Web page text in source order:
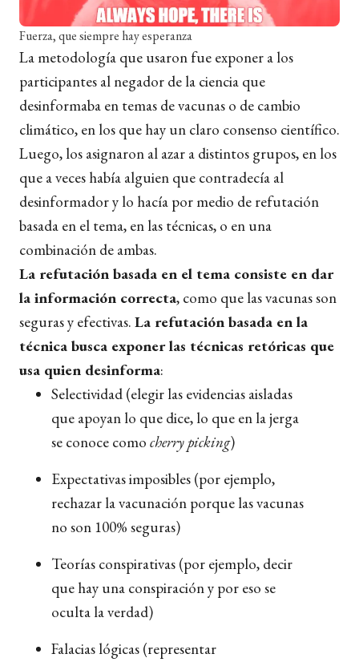
Fuerza, que siempre hay esperanza
La metodología que usaron fue exponer a los
participantes al negador de la ciencia que
desinformaba en temas de vacunas o de cambio
climático, en los que hay un claro consenso científico.
Luego, los asignaron al azar a distintos grupos, en los
que a veces había alguien que contradecía al
desinformador y lo hacía por medio de refutación
basada en el tema, en las técnicas, o en una
combinación de ambas.
La refutación basada en el tema consiste en dar
la información correcta, como que las vacunas son
seguras y efectivas. La refutación basada en la
técnica busca exponer las técnicas retóricas que
usa quien desinforma:
Selectividad (elegir las evidencias aisladas
que apoyan lo que dice, lo que en la jerga
se conoce como cherry picking)
Expectativas imposibles (por ejemplo,
rechazar la vacunación porque las vacunas
no son 100% seguras)
Teorías conspirativas (por ejemplo, decir
que hay una conspiración y por eso se
oculta la verdad)
Falacias lógicas (representar